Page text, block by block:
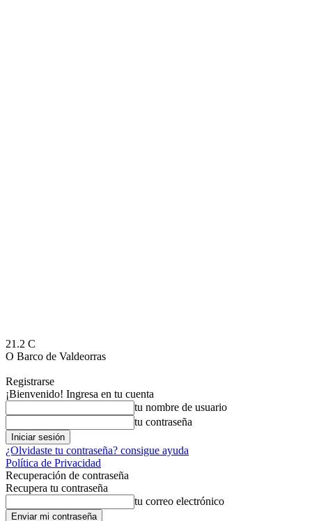
21.2 C
O Barco de Valdeorras
Registrarse
¡Bienvenido! Ingresa en tu cuenta
tu nombre de usuario
tu contraseña
¿Olvidaste tu contraseña? consigue ayuda
Política de Privacidad
Recuperación de contraseña
Recupera tu contraseña
tu correo electrónico